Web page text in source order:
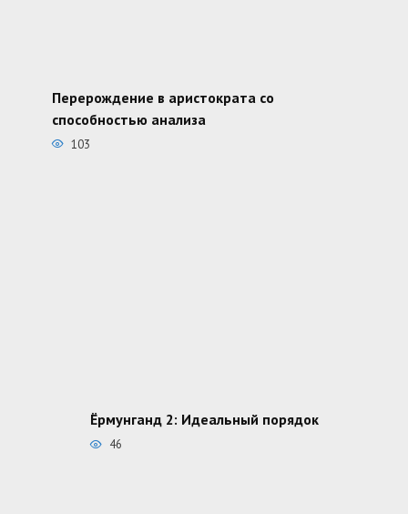
Перерождение в аристократа со
способностью анализа
103
Ёрмунганд 2: Идеальный порядок
46